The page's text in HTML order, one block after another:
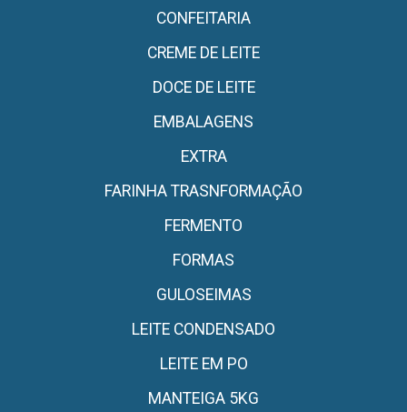
CONFEITARIA
CREME DE LEITE
DOCE DE LEITE
EMBALAGENS
EXTRA
FARINHA TRASNFORMAÇÃO
FERMENTO
FORMAS
GULOSEIMAS
LEITE CONDENSADO
LEITE EM PO
MANTEIGA 5KG